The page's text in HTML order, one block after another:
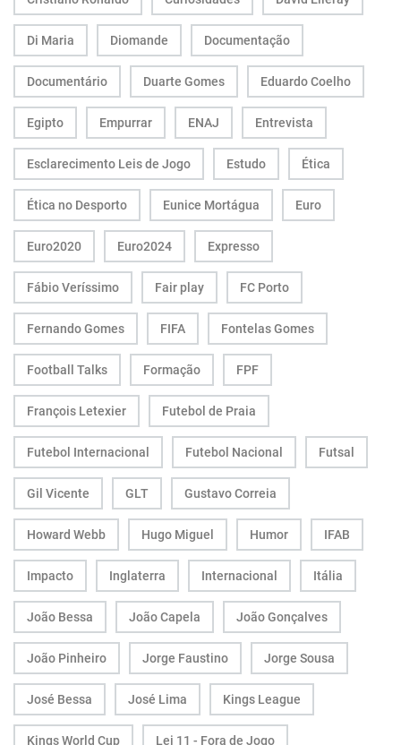
Di Maria Diomande Documentação
Documentário Duarte Gomes Eduardo Coelho
Egipto Empurrar ENAJ Entrevista
Esclarecimento Leis de Jogo Estudo Ética
Ética no Desporto Eunice Mortágua Euro
Euro2020 Euro2024 Expresso
Fábio Veríssimo Fair play FC Porto
Fernando Gomes FIFA Fontelas Gomes
Football Talks Formação FPF
François Letexier Futebol de Praia
Futebol Internacional Futebol Nacional Futsal
Gil Vicente GLT Gustavo Correia
Howard Webb Hugo Miguel Humor IFAB
Impacto Inglaterra Internacional Itália
João Bessa João Capela João Gonçalves
João Pinheiro Jorge Faustino Jorge Sousa
José Bessa José Lima Kings League
Kings World Cup Lei 11 - Fora de Jogo